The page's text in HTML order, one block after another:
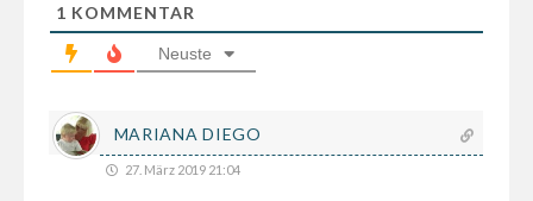
1 KOMMENTAR
Neuste
MARIANA DIEGO
27. März 2019 21:04